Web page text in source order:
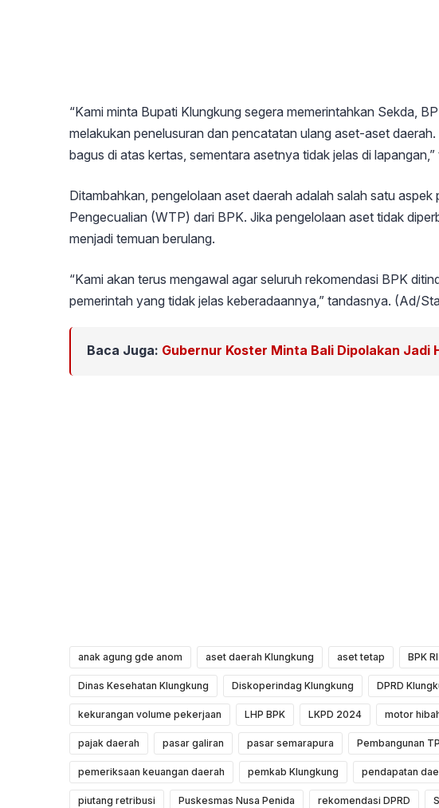
“Kami minta Bupati Klungkung segera memerintahkan Sekda,
melakukan penelusuran dan pencatatan ulang aset-aset
bagus di atas kertas, sementara asetnya tidak jelas di
Ditambahkan, pengelolaan aset daerah adalah salah satu
Pengecualian (WTP) dari BPK. Jika pengelolaan aset tidak
menjadi temuan berulang.
“Kami akan terus mengawal agar seluruh rekomendasi BPK
pemerintah yang tidak jelas keberadaannya,” tandasnya. (Ad/
Baca Juga: Gubernur Koster Minta Bali Dipolakan Jadi
anak agung gde anom aset daerah Klungkung aset tetap BPK RI
Dinas Kesehatan Klungkung Diskoperindag Klungkung DPRD
kekurangan volume pekerjaan LHP BPK LKPD 2024 motor
pajak daerah pasar galiran pasar semarapura Pembangunan
pemeriksaan keuangan daerah pemkab Klungkung pendapatan
piutang retribusi Puskesmas Nusa Penida rekomendasi DPRD